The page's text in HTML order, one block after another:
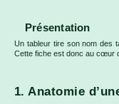
Présentation
Un tableur tire son nom des
Cette fiche est donc au cœur
1. Anatomie